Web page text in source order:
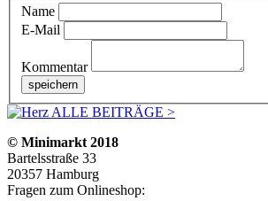
Name
E-Mail
Kommentar
ALLE BEITRÄGE >
© Minimarkt 2018
Bartelsstraße 33
20357 Hamburg
Fragen zum Onlineshop: